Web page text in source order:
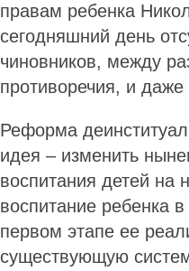
правам ребенка
сегодняшний день
чиновников, между
противоречия, и
Реформа
идея – изменить
воспитания детей на
воспитание ребенка
первом этапе ее
существующую